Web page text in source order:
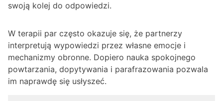
swoją kolej do odpowiedzi.
W terapii par często okazuje się, że partnerzy
interpretują wypowiedzi przez własne emocje i
mechanizmy obronne. Dopiero nauka spokojnego
powtarzania, dopytywania i parafrazowania pozwala
im naprawdę się usłyszeć.